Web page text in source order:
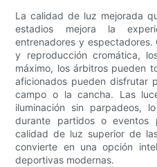
La calidad de luz mejorada
estadios mejora la
entrenadores y espectadores.
y reproducción cromática,
máximo, los árbitros pueden
aficionados pueden disfrutar
campo o la cancha. Las
iluminación sin parpadeos,
durante partidos o eventos
calidad de luz superior de
convierte en una opción
deportivas modernas.